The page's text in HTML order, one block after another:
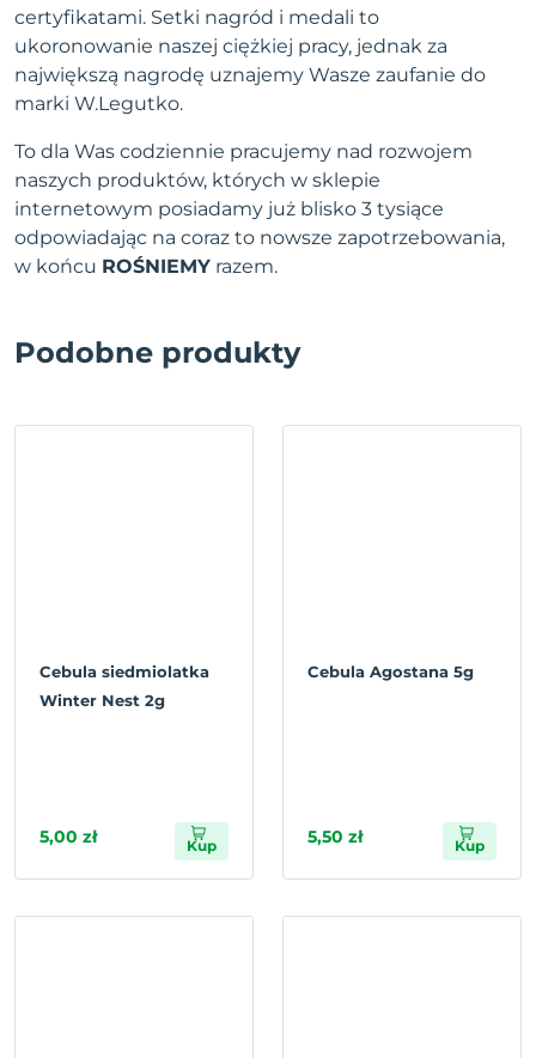
certyfikatami. Setki nagród i medali to
ukoronowanie naszej ciężkiej pracy, jednak za
największą nagrodę uznajemy Wasze zaufanie do
marki W.Legutko.
To dla Was codziennie pracujemy nad rozwojem
naszych produktów, których w sklepie
internetowym posiadamy już blisko 3 tysiące
odpowiadając na coraz to nowsze zapotrzebowania,
w końcu ROŚNIEMY razem.
Podobne produkty
Cebula siedmiolatka
Winter Nest 2g
5,00 zł Kup
Cebula Agostana 5g
5,50 zł Kup